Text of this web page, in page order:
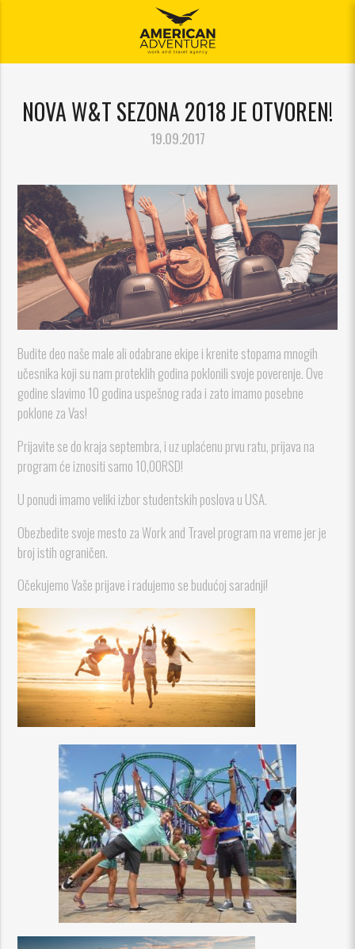
NOVA W&T SEZONA 2018 JE OTVOREN!
19.09.2017
Budite deo naše male ali odabrane ekipe i krenite stopama mnogih
učesnika koji su nam proteklih godina poklonili svoje poverenje. Ove
godine slavimo 10 godina uspešnog rada i zato imamo posebne
poklone za Vas!
Prijavite se do kraja septembra, i uz uplaćenu prvu ratu, prijava na
program će iznositi samo 10,00RSD!
U ponudi imamo veliki izbor studentskih poslova u USA.
Obezbedite svoje mesto za Work and Travel program na vreme jer je
broj istih ograničen.
Očekujemo Vaše prijave i radujemo se budućoj saradnji!